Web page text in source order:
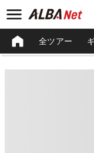
全ツアー